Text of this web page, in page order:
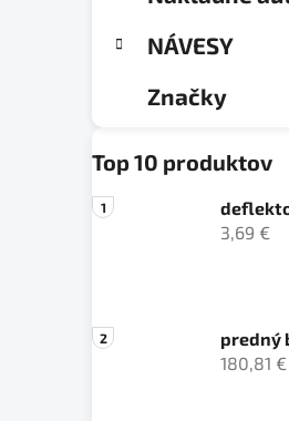
e
le
NÁVESY
Značky
Top 10 produktov
3,69 €
predný
180,81 €